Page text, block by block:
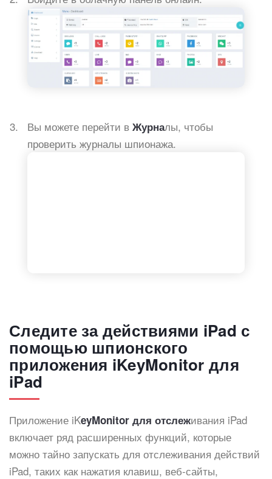
Вы можете перейти в Журналы, чтобы
проверить журналы шпионажа.
Следите за действиями iPad с
помощью шпионского
приложения iKeyMonitor для
iPad
Приложение iKeyMonitor для отслеживания iPad
включает ряд расширенных функций, которые
можно тайно запускать для отслеживания действий
iPad, таких как нажатия клавиш, веб-сайты,